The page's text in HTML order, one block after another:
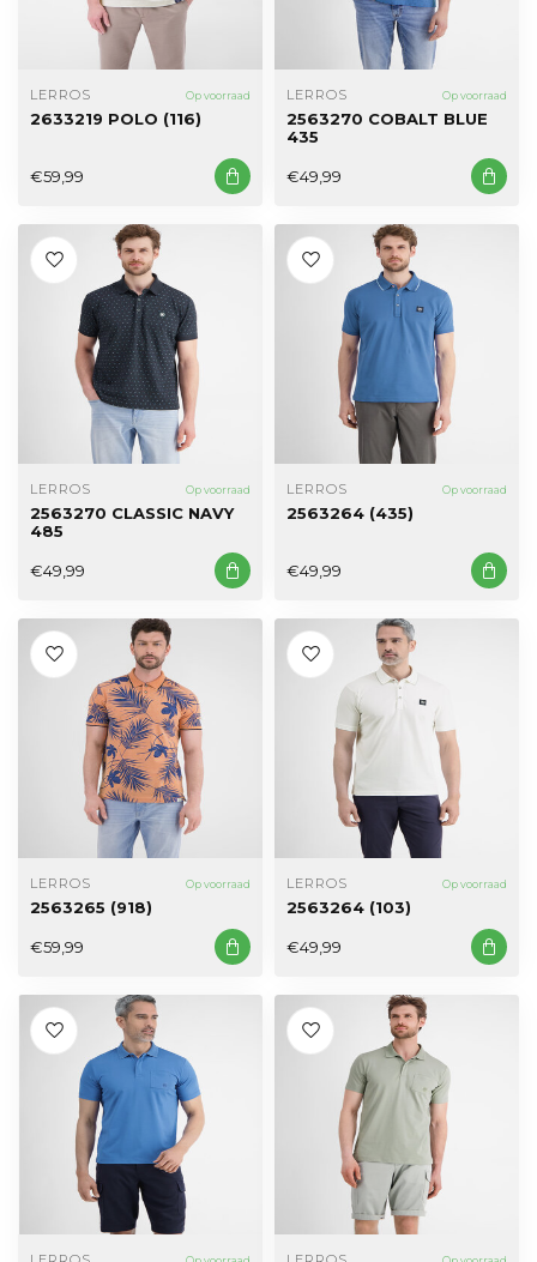
LERROS Op voorraad
2633219 POLO (116)
€59,99
LERROS Op voorraad
2563270 COBALT BLUE
435
€49,99
LERROS Op voorraad
2563270 CLASSIC NAVY
485
€49,99
LERROS Op voorraad
2563264 (435)
€49,99
LERROS Op voorraad
2563265 (918)
€59,99
LERROS Op voorraad
2563264 (103)
€49,99